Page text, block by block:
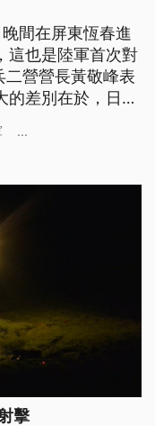
間在屏東恆春進
這也是陸軍首次對
營營長黃敬峰表
的差別在於，日
的夜視鏡來對目
手在夜間實施駕
...
擊